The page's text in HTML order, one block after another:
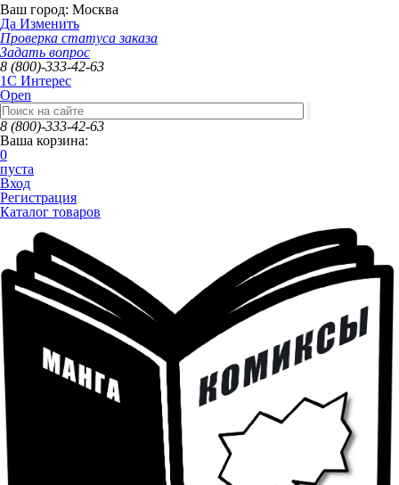
Ваш город: Москва
Да Изменить
Проверка статуса заказа
Задать вопрос
8 (800)-333-42-63
1C Интерес
Open
8 (800)-333-42-63
Ваша корзина:
0
пуста
Вход
Регистрация
Каталог товаров